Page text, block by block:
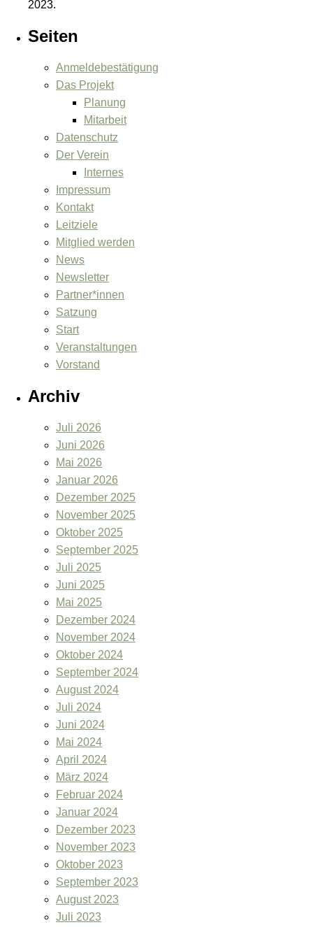
2023.
Seiten
Anmeldebestätigung
Das Projekt
Planung
Mitarbeit
Datenschutz
Der Verein
Internes
Impressum
Kontakt
Leitziele
Mitglied werden
News
Newsletter
Partner*innen
Satzung
Start
Veranstaltungen
Vorstand
Archiv
Juli 2026
Juni 2026
Mai 2026
Januar 2026
Dezember 2025
November 2025
Oktober 2025
September 2025
Juli 2025
Juni 2025
Mai 2025
Dezember 2024
November 2024
Oktober 2024
September 2024
August 2024
Juli 2024
Juni 2024
Mai 2024
April 2024
März 2024
Februar 2024
Januar 2024
Dezember 2023
November 2023
Oktober 2023
September 2023
August 2023
Juli 2023